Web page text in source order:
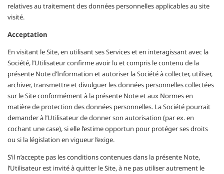
relatives au traitement des données personnelles applicables au site
visité.
Acceptation
En visitant le Site, en utilisant ses Services et en interagissant avec la
Société, l’Utilisateur confirme avoir lu et compris le contenu de la
présente Note d’Information et autoriser la Société à collecter, utiliser,
archiver, transmettre et divulguer les données personnelles collectées
sur le Site conformément à la présente Note et aux Normes en
matière de protection des données personnelles. La Société pourrait
demander à l’Utilisateur de donner son autorisation (par ex. en
cochant une case), si elle l’estime opportun pour protéger ses droits
ou si la législation en vigueur l’exige.
S’il n’accepte pas les conditions contenues dans la présente Note,
l’Utilisateur est invité à quitter le Site, à ne pas utiliser autrement le